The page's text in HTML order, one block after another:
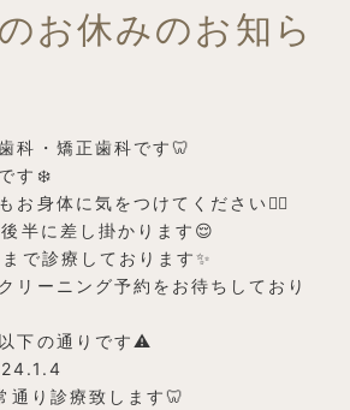
お休みのお知ら
科・矯正歯科です🦷
す❄️
お身体に気をつけてください👩‍⚕️
半に差し掛かります😌
で診療しております✨
リーニング予約をお待ちしており
下の通りです⚠️
り診療致します🦷